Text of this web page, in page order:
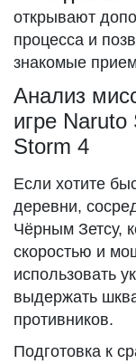
открывают
процесса и
знакомые
Анализ
игре
Storm 4
Если хотите
деревни,
Чёрным Зетсу,
скоростью и
использовать
выдержать
противников.
Подготовка к